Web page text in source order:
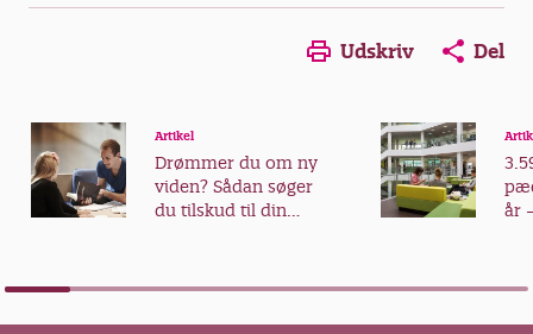
Udskriv Del
Artikel
Drømmer du om ny
viden? Sådan søger
du tilskud til din
år